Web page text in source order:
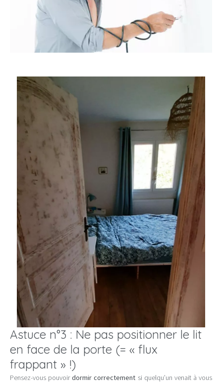
Astuce n°3 : Ne pas positionner le lit
en face de la porte (= « flux
frappant » !)
Pensez-vous pouvoirdormir correctement si quelqu’un venait à vous